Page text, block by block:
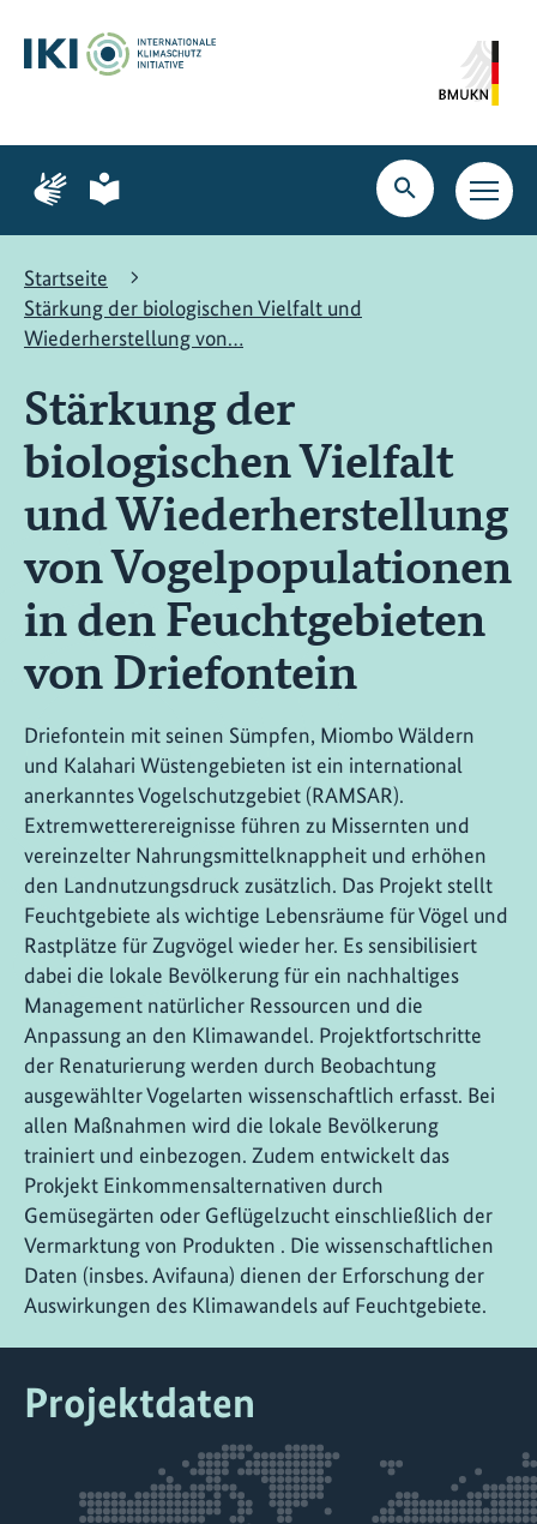
Hauptinhalt
springen
Suche
springen
Hauptnavigation
springen
Zur
Seite
Gebärdensprache
Zur
Seite
leichte
Suche
öffnen
Startseite
Stärkung der biologischen Vielfalt und
Wiederherstellung von…
Stärkung der
biologischen Vielfalt
und Wiederherstellung
von Vogelpopulationen
in den Feuchtgebieten
von Driefontein
Driefontein mit seinen Sümpfen, Miombo Wäldern
und Kalahari Wüstengebieten ist ein international
anerkanntes Vogelschutzgebiet (RAMSAR).
Extremwetterereignisse führen zu Missernten und
vereinzelter Nahrungsmittelknappheit und erhöhen
den Landnutzungsdruck zusätzlich. Das Projekt stellt
Feuchtgebiete als wichtige Lebensräume für Vögel und
Rastplätze für Zugvögel wieder her. Es sensibilisiert
dabei die lokale Bevölkerung für ein nachhaltiges
Management natürlicher Ressourcen und die
Anpassung an den Klimawandel. Projektfortschritte
der Renaturierung werden durch Beobachtung
ausgewählter Vogelarten wissenschaftlich erfasst. Bei
allen Maßnahmen wird die lokale Bevölkerung
trainiert und einbezogen. Zudem entwickelt das
Prokjekt Einkommensalternativen durch
Gemüsegärten oder Geflügelzucht einschließlich der
Vermarktung von Produkten . Die wissenschaftlichen
Daten (insbes. Avifauna) dienen der Erforschung der
Auswirkungen des Klimawandels auf Feuchtgebiete.
Projektdaten